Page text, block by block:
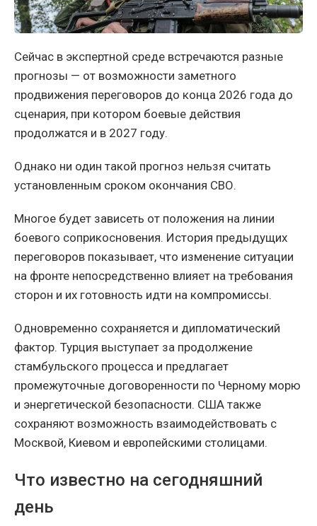
Сейчас в экспертной среде встречаются разные
прогнозы — от возможности заметного
продвижения переговоров до конца 2026 года до
сценария, при котором боевые действия
продолжатся и в 2027 году.
Однако ни один такой прогноз нельзя считать
установленным сроком окончания СВО.
Многое будет зависеть от положения на линии
боевого соприкосновения. История предыдущих
переговоров показывает, что изменение ситуации
на фронте непосредственно влияет на требования
сторон и их готовность идти на компромиссы.
Одновременно сохраняется и дипломатический
фактор. Турция выступает за продолжение
стамбульского процесса и предлагает
промежуточные договоренности по Черному морю
и энергетической безопасности. США также
сохраняют возможность взаимодействовать с
Москвой, Киевом и европейскими столицами.
Что известно на сегодняшний
день